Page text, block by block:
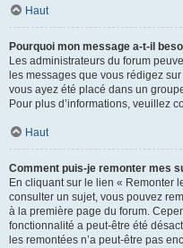
Haut
Pourquoi mon message a-t-il
Les administrateurs du forum
les messages que vous rédigez
vous ayez été placé dans un
Pour plus d’informations, veuillez
Haut
Comment puis-je remonter mes
En cliquant sur le lien « Remonter
consulter un sujet, vous pouvez
à la première page du forum.
fonctionnalité a peut-être été
les remontées n’a peut-être pas